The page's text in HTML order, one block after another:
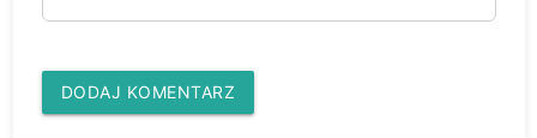
DODAJ KOMENTARZ